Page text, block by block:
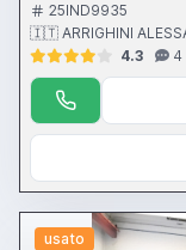
25IND9935
🇮🇹 ARRIGHINI
4.3
4
usato